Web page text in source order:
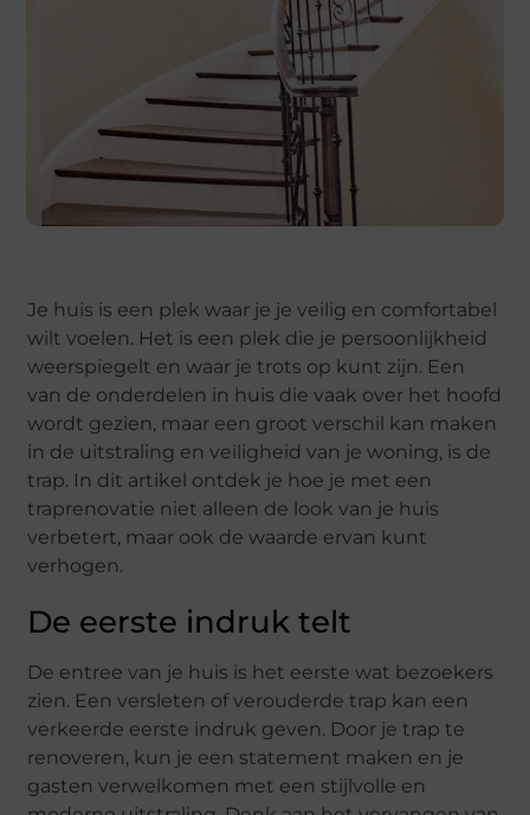
Je huis is een plek waar je je veilig en comfortabel
wilt voelen. Het is een plek die je persoonlijkheid
weerspiegelt en waar je trots op kunt zijn. Een
van de onderdelen in huis die vaak over het hoofd
wordt gezien, maar een groot verschil kan maken
in de uitstraling en veiligheid van je woning, is de
trap. In dit artikel ontdek je hoe je met een
traprenovatie niet alleen de look van je huis
verbetert, maar ook de waarde ervan kunt
verhogen.
De eerste indruk telt
De entree van je huis is het eerste wat bezoekers
zien. Een versleten of verouderde trap kan een
verkeerde eerste indruk geven. Door je trap te
renoveren, kun je een statement maken en je
gasten verwelkomen met een stijlvolle en